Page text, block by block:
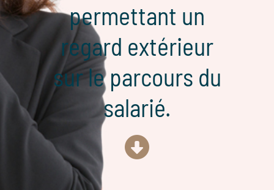
permettant un
regard extérieur
sur le parcours du
salarié.